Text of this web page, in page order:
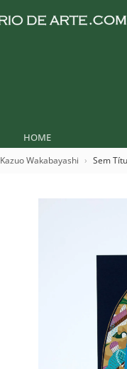
HOME
Kazuo Wakabayashi Sem